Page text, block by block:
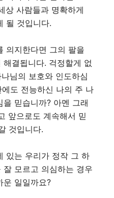
상 사람들과 명확하게
될 것입니다.
의지한다면 그의 팔을
결됩니다. 걱정할게 없
님의 보호와 인도하심
도 전능하신 나의 주 나
믿습니까? 아멘 그래
앞으로도 계속해서 믿
것입니다.
있는 우리가 정작 그 하
모르고 의심하는 경우
운 일일까요?